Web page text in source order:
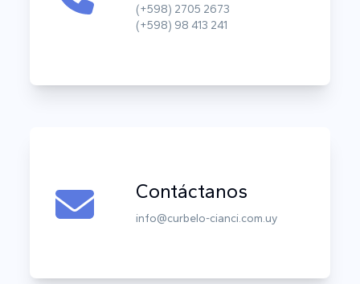
(+598) 2705 2673
(+598) 98 413 241
Contáctanos
info@curbelo-cianci.com.uy